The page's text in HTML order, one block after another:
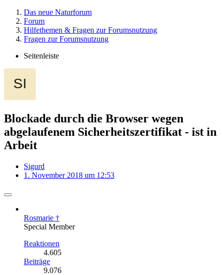
Das neue Naturforum
Forum
Hilfethemen & Fragen zur Forumsnutzung
Fragen zur Forumsnutzung
Seitenleiste
Blockade durch die Browser wegen
abgelaufenem Sicherheitszertifikat - ist in
Arbeit
Sigurd
1. November 2018 um 12:53
Rosmarie †
Special Member
Reaktionen
4.605
Beiträge
9.076